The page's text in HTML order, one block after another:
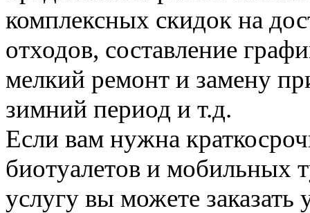
комплексных скидок на
отходов, составление
мелкий ремонт и замену
зимний период и т.д.
Если вам нужна
биотуалетов и мобильных
услугу вы можете